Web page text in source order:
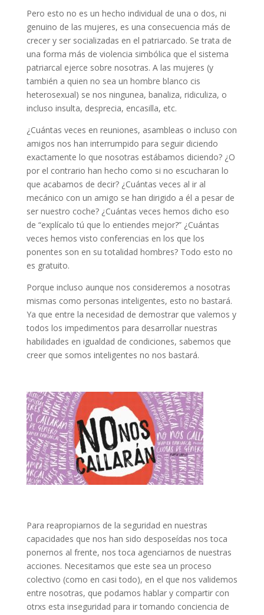
Pero esto no es un hecho individual de una o dos, ni
genuino de las mujeres, es una consecuencia más de
crecer y ser socializadas en el patriarcado. Se trata de
una forma más de violencia simbólica que el sistema
patriarcal ejerce sobre nosotras. A las mujeres (y
también a quien no sea un hombre blanco cis
heterosexual) se nos ningunea, banaliza, ridiculiza, o
incluso insulta, desprecia, encasilla, etc.
¿Cuántas veces en reuniones, asambleas o incluso con
amigos nos han interrumpido para seguir diciendo
exactamente lo que nosotras estábamos diciendo? ¿O
por el contrario han hecho como si no escucharan lo
que acabamos de decir? ¿Cuántas veces al ir al
mecánico con un amigo se han dirigido a él a pesar de
ser nuestro coche? ¿Cuántas veces hemos dicho eso
de “explícalo tú que lo entiendes mejor?” ¿Cuántas
veces hemos visto conferencias en los que los
ponentes son en su totalidad hombres? Todo esto no
es gratuito.
Porque incluso aunque nos consideremos a nosotras
mismas como personas inteligentes, esto no bastará.
Ya que entre la necesidad de demostrar que valemos y
todos los impedimentos para desarrollar nuestras
habilidades en igualdad de condiciones, sabemos que
creer que somos inteligentes no nos bastará.
Para reapropiarnos de la seguridad en nuestras
capacidades que nos han sido desposeídas nos toca
ponernos al frente, nos toca agenciarnos de nuestras
acciones. Necesitamos que este sea un proceso
colectivo (como en casi todo), en el que nos validemos
entre nosotras, que podamos hablar y compartir con
otrxs esta inseguridad para ir tomando conciencia de